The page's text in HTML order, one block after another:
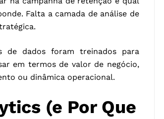
Falta a camada de análise de
de dados foram treinados para
em termos de valor de negócio,
ou dinâmica operacional.
(e Por Que